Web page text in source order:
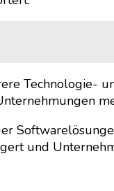
Technologie-
und